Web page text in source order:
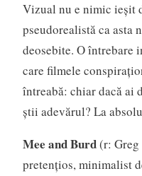
Vizual nu e nimic ieșit
pseudorealistă ca asta
deosebite. O întrebare
care filmele
întreabă: chiar dacă ai
știi adevărul? La
Mee and Burd(r: Greg
pretențios, minimalist